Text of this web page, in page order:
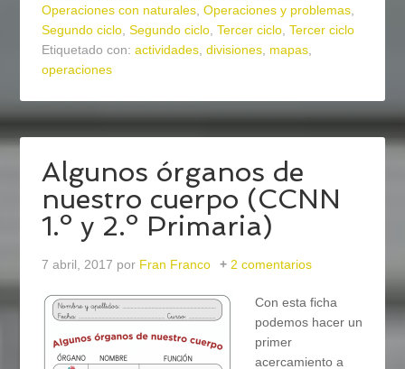
Operaciones con naturales,Operaciones y problemas,
Segundo ciclo,Segundo ciclo,Tercer ciclo,Tercer ciclo
Etiquetado con:actividades,divisiones, mapas,
operaciones
Algunos órganos de
nuestro cuerpo (CCNN
1.º y 2.º Primaria)
7 abril, 2017 por Fran Franco 2 comentarios
Con esta ficha
podemos hacer un
primer
acercamiento a